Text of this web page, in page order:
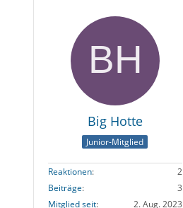
Big Hotte
Junior-Mitglied
Reaktionen
2
Beiträge
3
Mitglied seit
2. Aug. 2023